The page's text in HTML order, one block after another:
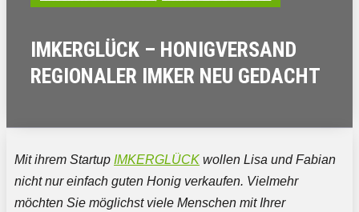
IMKERGLÜCK – HONIGVERSAND
REGIONALER IMKER NEU GEDACHT
Mit ihrem Startup IMKERGLÜCK wollen Lisa und Fabian
nicht nur einfach guten Honig verkaufen. Vielmehr
möchten Sie möglichst viele Menschen mit Ihrer